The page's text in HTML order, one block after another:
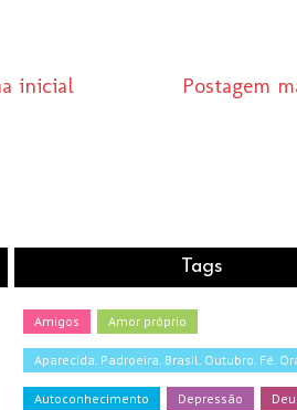
Postagem
inicial
Tags
Amigos Amor próprio
Aparecida. Padroeira. Brasil. Outubro. Fé.
Autoconhecimento Depressão